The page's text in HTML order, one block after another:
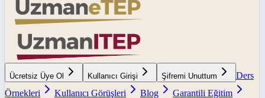
Ücretsiz Üye Ol Kullanıcı Girişi Şifremi Unuttum
Ders
Örnekleri
Kullanıcı Görüşleri Blog
Garantili Eğitim